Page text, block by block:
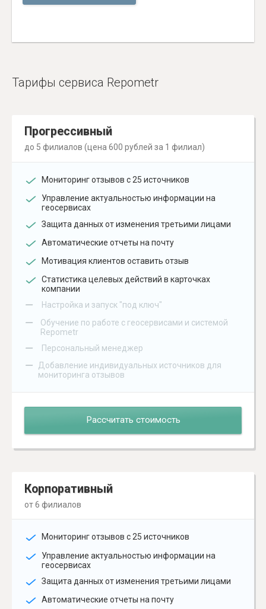
Тарифы сервиса Repometr
Прогрессивный
до 5 филиалов (цена 600 рублей за 1 филиал)
Мониторинг отзывов с 25 источников
Управление актуальностью информации на
геосервисах
Защита данных от изменения третьими лицами
Автоматические отчеты на почту
Мотивация клиентов оставить отзыв
Статистика целевых действий в карточках
компании
– Настройка и запуск "под ключ"
–
Обучение по работе с геосервисами и системой
Repometr
– Персональный менеджер
–
Добавление индивидуальных источников для
мониторинга отзывов
Рассчитать стоимость
Корпоративный
от 6 филиалов
Мониторинг отзывов с 25 источников
Управление актуальностью информации на
геосервисах
Защита данных от изменения третьими лицами
Автоматические отчеты на почту